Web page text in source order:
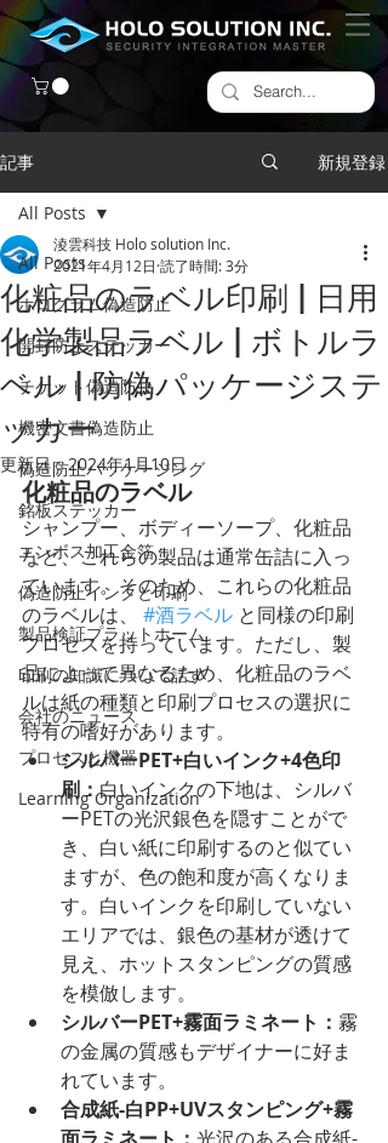
記事 新規登録
All Posts
ホログラム偽造防止
開封防止ステッカー
チケット偽造防止
機密文書偽造防止
偽造防止パッケージング
銘板ステッカー
エンボス加工金箔
偽造防止インクと印刷
製品検証プラットホーム
印刷の知識について話す
会社のニュース
プロセスと機器
Learning Organization
All Posts
化粧品のラベル印刷 | 日用
化学製品ラベル | ボトルラ
ベル | 防偽パッケージステ
ッカー
淩雲科技 Holo solution Inc.
2021年4月12日 読了時間: 3分
更新日：2024年1月10日
化粧品のラベル
シャンプー、ボディーソープ、化粧品
など、これらの製品は通常缶詰に入っ
ています。そのため、これらの化粧品
のラベルは、 #酒ラベル と同様の印刷
プロセスを持っています。ただし、製
品によって異なるため、化粧品のラベ
ルは紙の種類と印刷プロセスの選択に
特有の嗜好があります。
シルバーPET+白いインク+4色印
刷：白いインクの下地は、シルバ
ーPETの光沢銀色を隠すことがで
き、白い紙に印刷するのと似てい
ますが、色の飽和度が高くなりま
す。白いインクを印刷していない
エリアでは、銀色の基材が透けて
見え、ホットスタンピングの質感
を模倣します。
シルバーPET+霧面ラミネート： 霧
の金属の質感もデザイナーに好ま
れています。
合成紙-白PP+UVスタンピング+霧